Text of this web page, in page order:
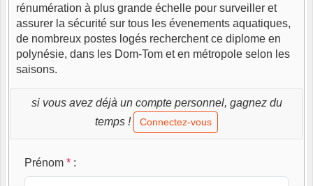
rénumération à plus grande échelle pour surveiller et
assurer la sécurité sur tous les évenements aquatiques,
de nombreux postes logés recherchent ce diplome en
polynésie, dans les Dom-Tom et en métropole selon les
saisons.
si vous avez déjà un compte personnel, gagnez du
temps !
Connectez-vous
Prénom * :